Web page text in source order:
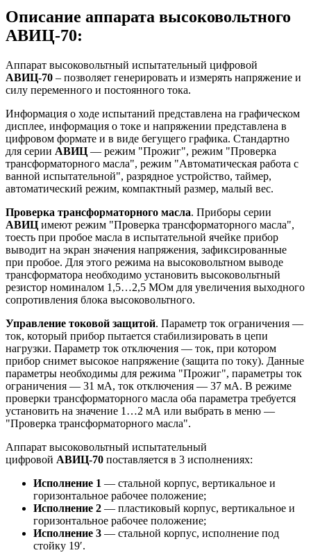
Описание аппарата высоковольтного
АВИЦ-70:
Аппарат высоковольтный испытательный цифровой
АВИЦ-70 – позволяет генерировать и измерять напряжение и
силу переменного и постоянного тока.
Информация о ходе испытаний представлена на графическом
дисплее, информация о токе и напряжении представлена в
цифровом формате и в виде бегущего графика. Стандартно
для серии АВИЦ — режим "Прожиг", режим "Проверка
трансформаторного масла", режим "Автоматическая работа с
ванной испытательной", разрядное устройство, таймер,
автоматический режим, компактный размер, малый вес.
Проверка трансформаторного масла. Приборы серии
АВИЦ имеют режим "Проверка трансформаторного масла",
тоесть при пробое масла в испытательной ячейке прибор
выводит на экран значения напряжения, зафиксированные
при пробое. Для этого режима на высоковольтном выводе
трансформатора необходимо установить высоковольтный
резистор номиналом 1,5…2,5 МОм для увеличения выходного
сопротивления блока высоковольтного.
Управление токовой защитой. Параметр ток ограничения —
ток, который прибор пытается стабилизировать в цепи
нагрузки. Параметр ток отключения — ток, при котором
прибор снимет высокое напряжение (защита по току). Данные
параметры необходимы для режима "Прожиг", параметры ток
ограничения — 31 мА, ток отключения — 37 мА. В режиме
проверки трансформаторного масла оба параметра требуется
установить на значение 1…2 мА или выбрать в меню —
"Проверка трансформаторного масла".
Аппарат высоковольтный испытательный
цифровой АВИЦ-70 поставляется в 3 исполнениях:
Исполнение 1 — стальной корпус, вертикальное и
горизонтальное рабочее положение;
Исполнение 2 — пластиковый корпус, вертикальное и
горизонтальное рабочее положение;
Исполнение 3 — стальной корпус, исполнение под
стойку 19′.